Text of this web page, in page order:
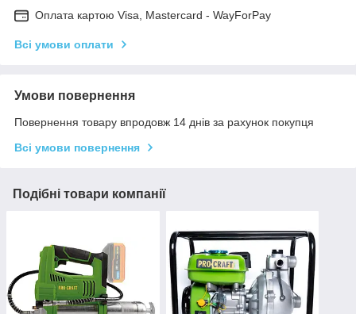
Оплата картою Visa, Mastercard - WayForPay
Всі умови оплати
Умови повернення
Повернення товару впродовж 14 днів за рахунок покупця
Всі умови повернення
Подібні товари компанії